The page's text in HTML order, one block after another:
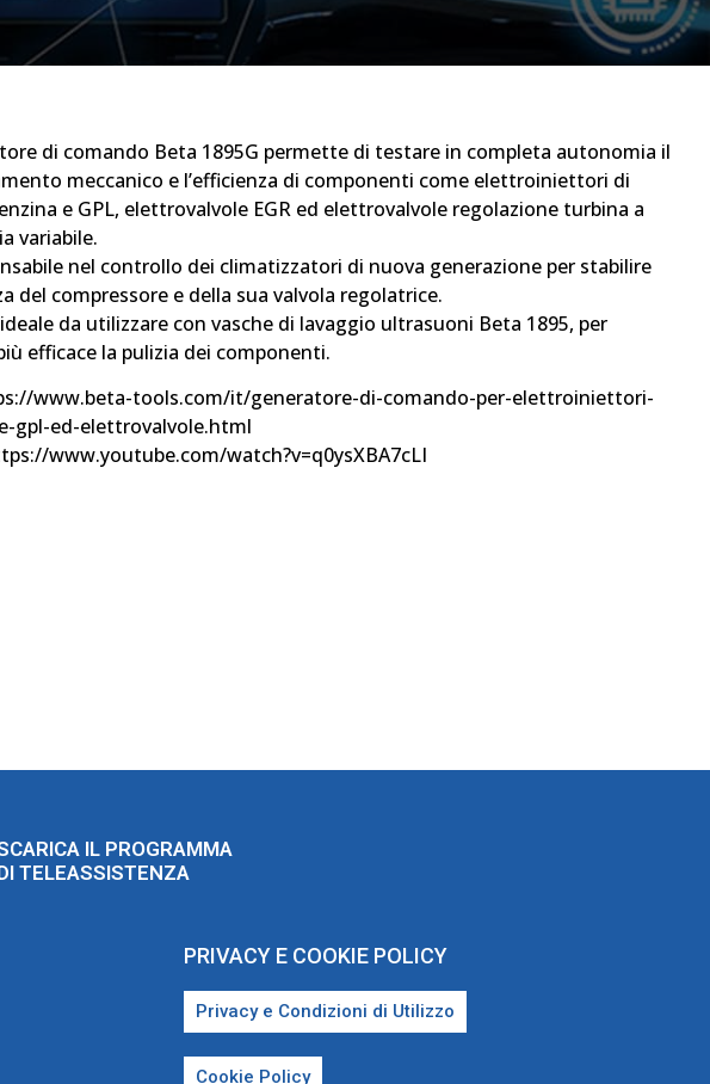
di comando Beta 1895G permette di testare in completa autonomia il
meccanico e l’efficienza di componenti come elettroiniettori di
e GPL, elettrovalvole EGR ed elettrovalvole regolazione turbina a
variabile.
nel controllo dei climatizzatori di nuova generazione per stabilire
del compressore e della sua valvola regolatrice.
da utilizzare con vasche di lavaggio ultrasuoni Beta 1895, per
efficace la pulizia dei componenti.
www.beta-tools.com/it/generatore-di-comando-per-elettroiniettori-
gpl-ed-elettrovalvole.html
www.youtube.com/watch?v=q0ysXBA7cLI
IL PROGRAMMA
TELEASSISTENZA
PRIVACY E COOKIE POLICY
Privacy e Condizioni di Utilizzo
Cookie Policy